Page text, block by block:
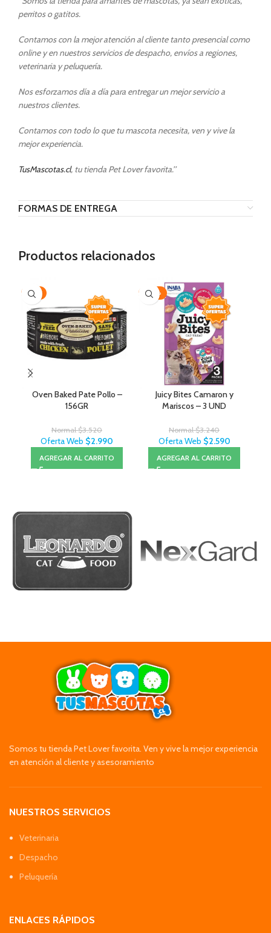
perritos o gatitos.
Contamos con la mejor atención al cliente tanto presencial como
online y en nuestros servicios de despacho, envíos a regiones,
veterinaria y peluquería.
Nos esforzamos día a día para entregar un mejor servicio a
nuestros clientes.
Contamos con todo lo que tu mascota necesita, ven y vive la
mejor experiencia.
TusMascotas.cl, tu tienda Pet Lover favorita.’’
FORMAS DE ENTREGA
Productos relacionados
-15%
Oven Baked Pate Pollo –
156GR
Normal$3.520
Oferta Web $2.990
AGREGAR AL CARRITO
-20%
Juicy Bites Camaron y
Mariscos – 3 UND
Normal$3.240
Oferta Web $2.590
AGREGAR AL CARRITO
Somos tu tienda Pet Lover favorita. Ven y vive la mejor experiencia
en atención al cliente y asesoramiento
NUESTROS SERVICIOS
Veterinaria
Despacho
Peluquería
ENLACES RÁPIDOS